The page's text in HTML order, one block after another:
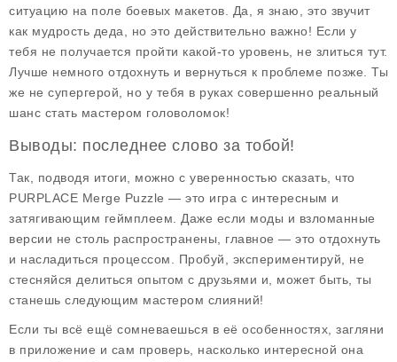
ситуацию на поле боевых макетов. Да, я знаю, это звучит
как мудрость деда, но это действительно важно! Если у
тебя не получается пройти какой-то уровень, не злиться тут.
Лучше немного отдохнуть и вернуться к проблеме позже. Ты
же не супергерой, но у тебя в руках совершенно реальный
шанс стать мастером головоломок!
Выводы: последнее слово за тобой!
Так, подводя итоги, можно с уверенностью сказать, что
PURPLACE Merge Puzzle — это игра с интересным и
затягивающим геймплеем. Даже если моды и взломанные
версии не столь распространены, главное — это отдохнуть
и насладиться процессом. Пробуй, экспериментируй, не
стесняйся делиться опытом с друзьями и, может быть, ты
станешь следующим мастером слияний!
Если ты всё ещё сомневаешься в её особенностях, загляни
в приложение и сам проверь, насколько интересной она